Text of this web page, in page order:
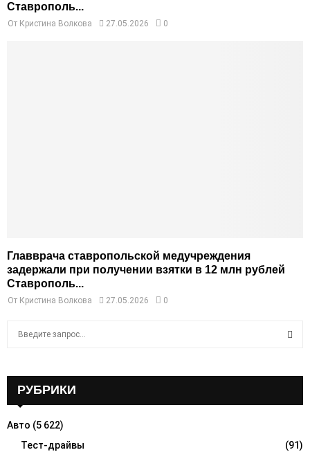
Ставрополь...
От Кристина Волкова 27.05.2026 0
Главврача ставропольской медучреждения
задержали при получении взятки в 12 млн рублей
Ставрополь...
От Кристина Волкова 27.05.2026 0
o
R
РУБРИКИ
Авто (5 622)
Тест-драйвы
(91)